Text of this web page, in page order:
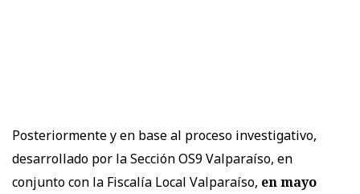
Posteriormente y en base al proceso investigativo,
desarrollado por la Sección OS9 Valparaíso, en
conjunto con la Fiscalía Local Valparaíso, en mayo